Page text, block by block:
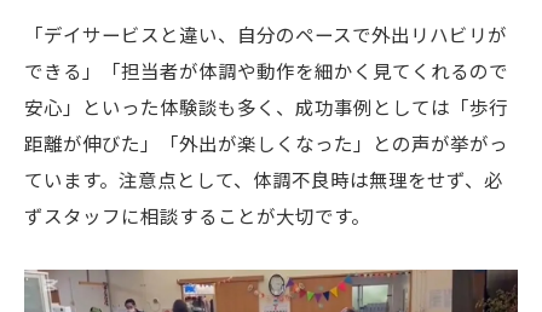
「デイサービスと違い、自分のペースで外出リハビリが
できる」「担当者が体調や動作を細かく見てくれるので
安心」といった体験談も多く、成功事例としては「歩行
距離が伸びた」「外出が楽しくなった」との声が挙がっ
ています。注意点として、体調不良時は無理をせず、必
ずスタッフに相談することが大切です。